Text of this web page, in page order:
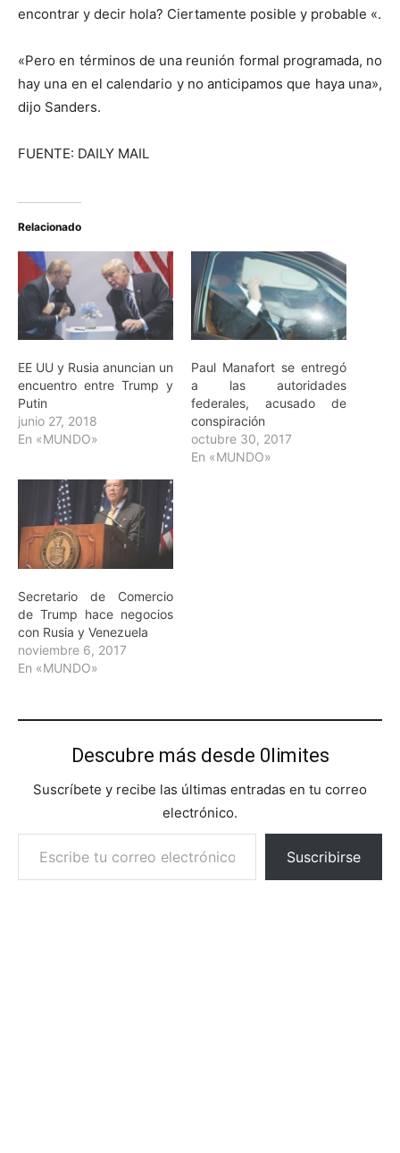
encontrar y decir hola? Ciertamente posible y probable «.
«Pero en términos de una reunión formal programada, no
hay una en el calendario y no anticipamos que haya una»,
dijo Sanders.
FUENTE: DAILY MAIL
Relacionado
EE UU y Rusia anuncian un
encuentro entre Trump y
Putin
junio 27, 2018
En «MUNDO»
Paul Manafort se entregó
a las autoridades
federales, acusado de
conspiración
octubre 30, 2017
En «MUNDO»
Secretario de Comercio
de Trump hace negocios
con Rusia y Venezuela
noviembre 6, 2017
En «MUNDO»
Descubre más desde 0limites
Suscríbete y recibe las últimas entradas en tu correo
electrónico.
Escribe tu correo electrónico…
Suscribirse